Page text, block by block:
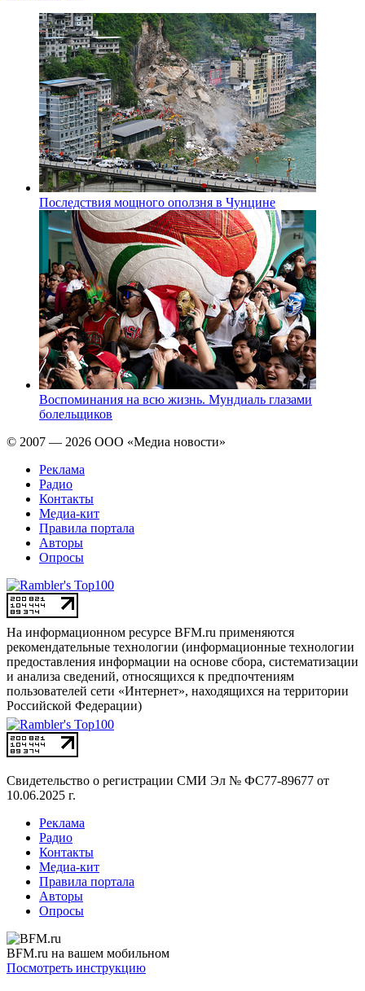
Последствия мощного оползня в Чунцине
Воспоминания на всю жизнь. Мундиаль глазами
болельщиков
© 2007 — 2026 ООО «Медиа новости»
Реклама
Радио
Контакты
Медиа-кит
Правила портала
Авторы
Опросы
На информационном ресурсе BFM.ru применяются
рекомендательные технологии (информационные технологии
предоставления информации на основе сбора, систематизации
и анализа сведений, относящихся к предпочтениям
пользователей сети «Интернет», находящихся на территории
Российской Федерации)
Свидетельство о регистрации СМИ Эл № ФС77-89677 от
10.06.2025 г.
Реклама
Радио
Контакты
Медиа-кит
Правила портала
Авторы
Опросы
BFM.ru на вашем мобильном
Посмотреть инструкцию